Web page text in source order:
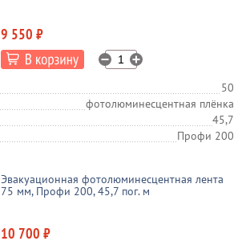
9 550 ₽
50
фотолюминесцентная плёнка
45,7
Профи 200
Эвакуационная фотолюминесцентная лента
75 мм, Профи 200, 45,7 пог. м
10 700 ₽